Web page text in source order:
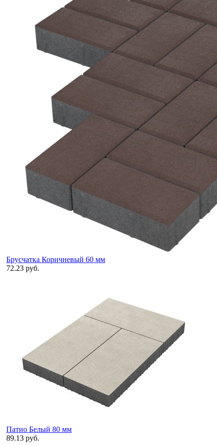
Брусчатка Коричневый 60 мм
72.23 руб.
Патио Белый 80 мм
89.13 руб.